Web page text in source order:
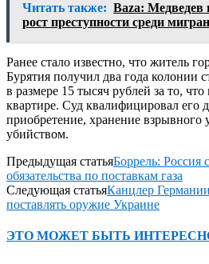
Читать также: Baza: Медведев
рост преступности среди
Ранее стало известно, что житель
Бурятия получил два года колонии
в размере 15 тысяч рублей за то, что
квартире. Суд квалифицировал его
приобретение, хранение взрывного
убийством.
Предыдущая статьяБоррель: Россия
обязательства по поставкам газа
Следующая статьяКанцлер
поставлять оружие Украине
ЭТО МОЖЕТ БЫТЬ